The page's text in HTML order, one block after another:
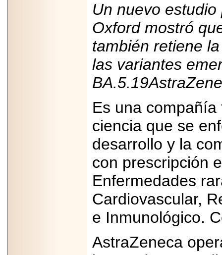
Un nuevo
Oxford mostró
también retiene
las variantes
Es una
ciencia que se
desarrollo y la
con prescripción
Enfermedades
Cardiovascular,
e Inmunológico.
AstraZeneca